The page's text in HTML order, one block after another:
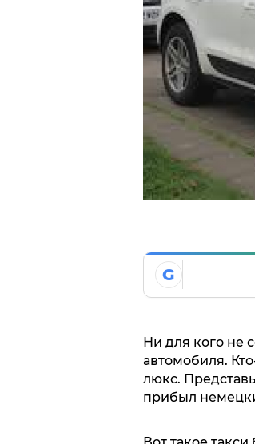
G
Ни для кого не
автомобиля.
люкс.
прибыл